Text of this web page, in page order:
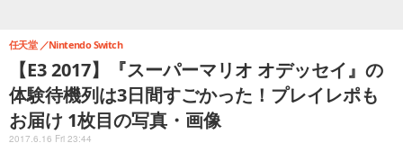
【E3 2017】『スーパーマリオ オデッセイ』の
体験待機列は3日間すごかった！プレイレポも
お届け 1枚目の写真・画像
任天堂 Nintendo Switch
2017.6.16 Fri 23:44